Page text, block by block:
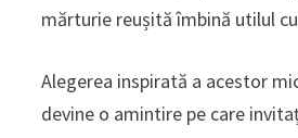
mărturie reușită îmbină utilul
Alegerea inspirată a acestor
devine o amintire pe care